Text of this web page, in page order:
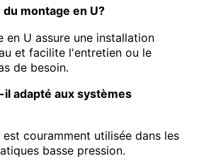
montage en U?
en U assure une installation
et facilite l'entretien ou le
de besoin.
adapté aux systèmes
couramment utilisée dans les
basse pression.